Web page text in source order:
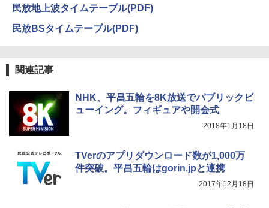
民放地上波タイムテーブル(PDF)
民放BSタイムテーブル(PDF)
関連記事
NHK、平昌五輪を8K放送でパブリックビ
ューイング。フィギュアや開会式
2018年1月18日
TVerのアプリダウンロード数が1,000万
件突破。平昌五輪はgorin.jpと連携
2017年12月18日